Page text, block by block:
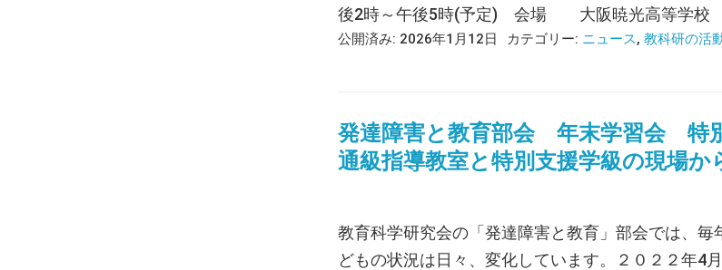
後2時～午後5時(予定) 会場 大阪暁光高等
公開済み: 2026年1月12日 カテゴリー: ニュース, 教科研の活
発達障害と教育部会 年末学習会 特
通級指導教室と特別支援学級の現場か
教育科学研究会の「発達障害と教育」部会では、
どもの状況は日々、変化しています。２０２２年4